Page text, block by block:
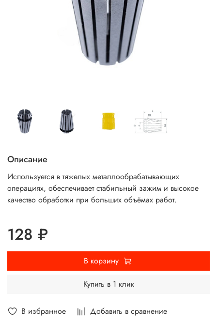
В избранное Добавить в сравнение
Описание
Используется в тяжелых металлообрабатывающих
операциях, обеспечивает стабильный зажим и высокое
качество обработки при больших объёмах работ.
128 ₽
В корзину
Купить в 1 клик